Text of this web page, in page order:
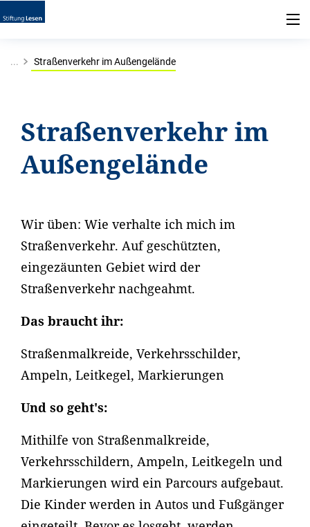
... Straßenverkehr im Außengelände
Straßenverkehr im
Außengelände
Wir üben: Wie verhalte ich mich im
Straßenverkehr. Auf geschützten,
eingezäunten Gebiet wird der
Straßenverkehr nachgeahmt.
Das braucht ihr:
Straßenmalkreide, Verkehrsschilder,
Ampeln, Leitkegel, Markierungen
Und so geht's:
Mithilfe von Straßenmalkreide,
Verkehrsschildern, Ampeln, Leitkegeln und
Markierungen wird ein Parcours aufgebaut.
Die Kinder werden in Autos und Fußgänger